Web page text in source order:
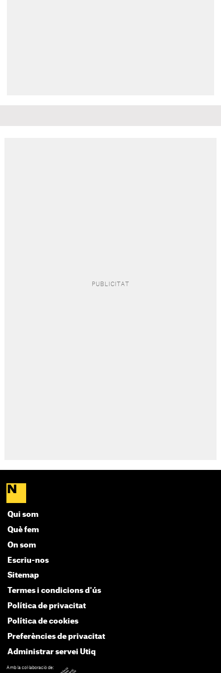
Qui som
Què fem
On som
Escriu-nos
Sitemap
Termes i condicions d'ús
Política de privacitat
Política de cookies
Preferències de privacitat
Administrar servei Utiq
Amb la col·laboració de: